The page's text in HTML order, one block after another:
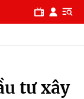
tư xây